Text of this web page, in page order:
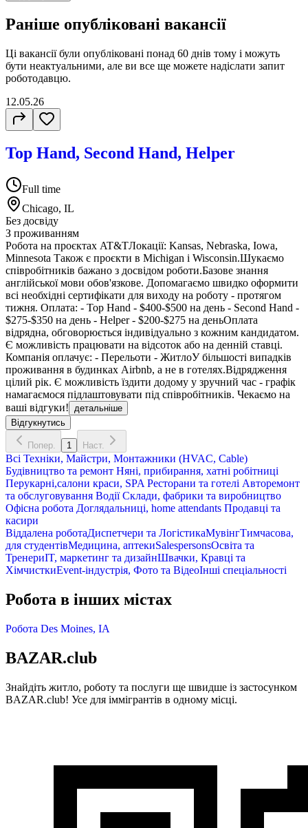
Раніше опубліковані вакансії
Ці вакансії були опубліковані понад 60 днів тому і можуть
бути неактуальними, але ви все ще можете надіслати запит
роботодавцю.
12.05.26
Top Hand, Second Hand, Helper
Full time
Chicago, IL
Без досвіду
З проживанням
Робота на проєктах AT&TЛокації: Kansas, Nebraska, Iowa,
Minnesota Також є проєкти в Michigan і Wisconsin.Шукаємо
співробітників бажано з досвідом роботи.Базове знання
англійської мови обов'язкове. Допомагаємо швидко оформити
всі необхідні сертифікати для виходу на роботу - протягом
тижня. Оплата: - Top Hand - $400-$500 на день - Second Hand -
$275-$350 на день - Helper - $200-$275 на деньОплата
відрядна, обговорюється індивідуально з кожним кандидатом.
Є можливість працювати на відсоток або на денній ставці.
Компанія оплачує: - Перельоти - ЖитлоУ більшості випадків
проживання в будинках Airbnb, а не в готелях.Відрядження
цілий рік. Є можливість їздити додому у зручний час - графік
намагаємося підлаштовувати під співробітників. Чекаємо на
ваші відгуки! детальніше
Відгукнутись
Попер. 1 Наст.
Всі Техніки, Майстри, Монтажники (HVAC, Cable)
Будівництво та ремонт Няні, прибирання, хатні робітниці
Перукарні,салони краси, SPA Ресторани та готелі Авторемонт
та обслуговування ВодіїСклади, фабрики та виробництво
Офісна робота Доглядальниці, home attendants Продавці та
касири
Віддалена роботаДиспетчери та ЛогістикаМувінгТимчасова,
для студентівМедицина, аптекиSalespersonsОсвіта та
ТренериIT, маркетинг та дизайнШвачки, Кравці та
ХімчисткиEvent-індустрія, Фото та ВідеоІнші спеціальності
Робота в інших містах
Робота Des Moines, IA
BAZAR.club
Знайдіть житло, роботу та послуги ще швидше із застосунком
BAZAR.club! Усе для іммігрантів в одному місці.